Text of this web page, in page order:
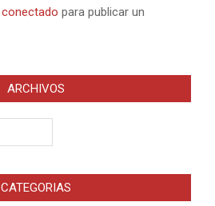
conectado para publicar un
ARCHIVOS
CATEGORIAS